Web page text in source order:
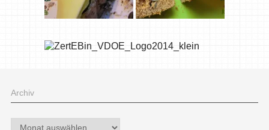
Archiv
Archiv